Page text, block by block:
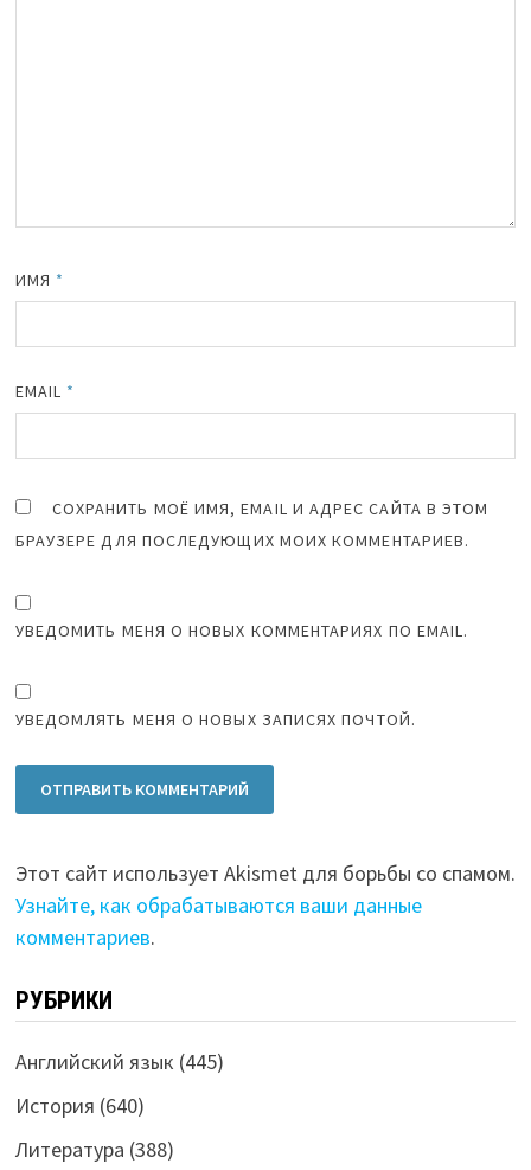
ИМЯ *
EMAIL *
СОХРАНИТЬ МОЁ ИМЯ, EMAIL И АДРЕС САЙТА В ЭТОМ
БРАУЗЕРЕ ДЛЯ ПОСЛЕДУЮЩИХ МОИХ КОММЕНТАРИЕВ.
УВЕДОМИТЬ МЕНЯ О НОВЫХ КОММЕНТАРИЯХ ПО EMAIL.
УВЕДОМЛЯТЬ МЕНЯ О НОВЫХ ЗАПИСЯХ ПОЧТОЙ.
Этот сайт использует Akismet для борьбы со спамом.
Узнайте, как обрабатываются ваши данные
комментариев.
РУБРИКИ
Английский язык (445)
История (640)
Литература (388)